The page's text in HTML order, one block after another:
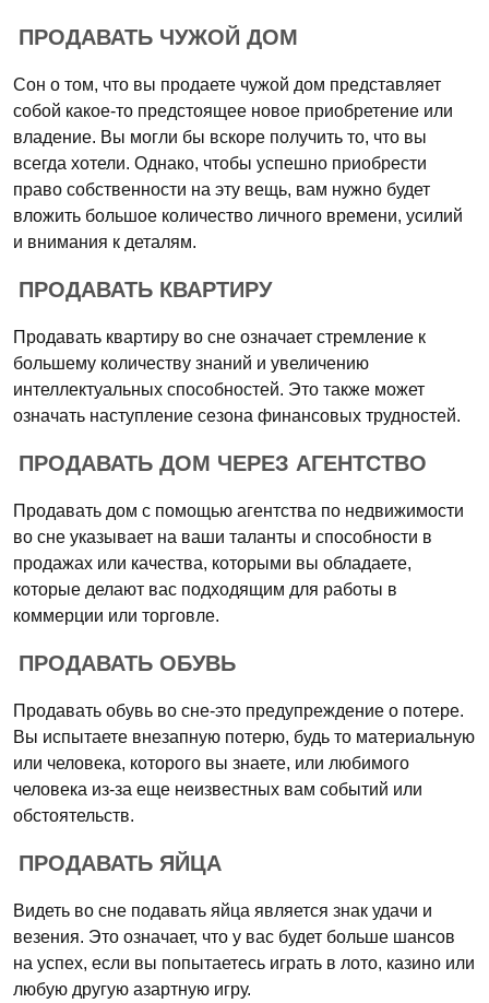
ПРОДАВАТЬ ЧУЖОЙ ДОМ
Сон о том, что вы продаете чужой дом представляет
собой какое-то предстоящее новое приобретение или
владение. Вы могли бы вскоре получить то, что вы
всегда хотели. Однако, чтобы успешно приобрести
право собственности на эту вещь, вам нужно будет
вложить большое количество личного времени, усилий
и внимания к деталям.
ПРОДАВАТЬ КВАРТИРУ
Продавать квартиру во сне означает стремление к
большему количеству знаний и увеличению
интеллектуальных способностей. Это также может
означать наступление сезона финансовых трудностей.
ПРОДАВАТЬ ДОМ ЧЕРЕЗ АГЕНТСТВО
Продавать дом с помощью агентства по недвижимости
во сне указывает на ваши таланты и способности в
продажах или качества, которыми вы обладаете,
которые делают вас подходящим для работы в
коммерции или торговле.
ПРОДАВАТЬ ОБУВЬ
Продавать обувь во сне-это предупреждение о потере.
Вы испытаете внезапную потерю, будь то материальную
или человека, которого вы знаете, или любимого
человека из-за еще неизвестных вам событий или
обстоятельств.
ПРОДАВАТЬ ЯЙЦА
Видеть во сне подавать яйца является знак удачи и
везения. Это означает, что у вас будет больше шансов
на успех, если вы попытаетесь играть в лото, казино или
любую другую азартную игру.